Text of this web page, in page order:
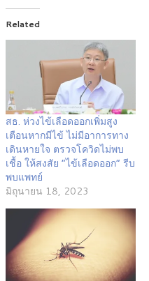
Related
สธ. ห่วงไข้เลือดออกเพิ่มสูง
เตือนหากมีไข้ ไม่มีอาการทาง
เดินหายใจ ตรวจโควิดไม่พบ
เชื้อ ให้สงสัย “ไข้เลือดออก” รีบ
พบแพทย์
มิถุนายน 18, 2023